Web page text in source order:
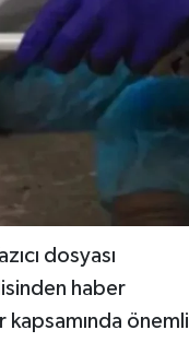
dosyası
haber
kapsamında önemli